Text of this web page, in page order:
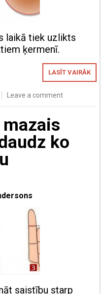
laikā tiek uzlikts
ķermenī.
LASĪT VAIRĀK
Leave a comment
ko
saistību starp